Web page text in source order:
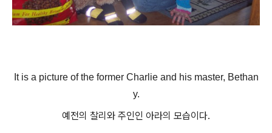
It is a picture of the former Charlie and his master, Bethan
y.
예전의 찰리와 주인인 아라의 모습이다.